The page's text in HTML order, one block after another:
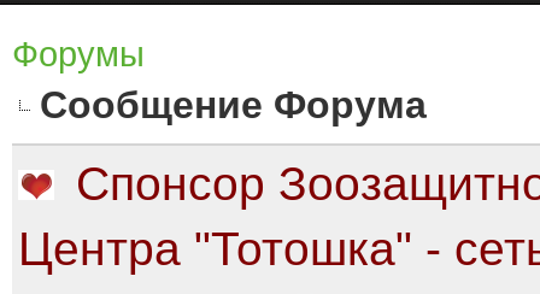
Форумы
Сообщение Форума
Спонсор
Центра "Тотошка" -